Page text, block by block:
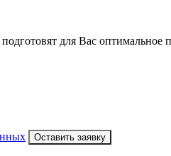
для Вас оптимальное
Оставить заявку